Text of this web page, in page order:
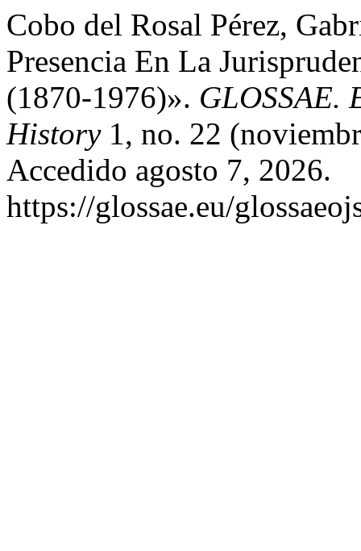
Cobo del Rosal Pérez,
Presencia En La
(1870-1976)». GLOSSAE.
History1, no. 22
Accedido agosto 7, 2026.
https://glossae.eu/